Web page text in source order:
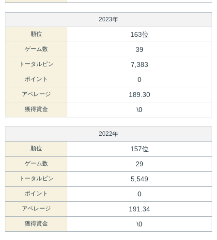
2023年
順位 163位
ゲーム数 39
トータルピン 7,383
ポイント 0
アベレージ 189.30
獲得賞金 \0
2022年
順位 157位
ゲーム数 29
トータルピン 5,549
ポイント 0
アベレージ 191.34
獲得賞金 \0